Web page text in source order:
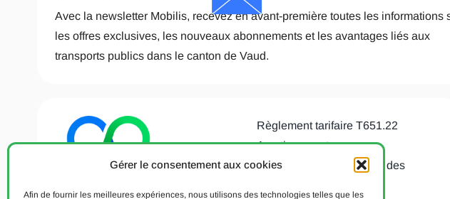
Gérer le consentement aux cookies
Afin de fournir les meilleures expériences, nous utilisons des technologies telles que les
Avec la newsletter Mobilis, recevez en avant-première toutes les informations
les offres exclusives, les nouveaux abonnements et les avantages liés aux
transports publics dans le canton de Vaud.
Règlement tarifaire T651.22
Avertissement
Déclaration de protection des